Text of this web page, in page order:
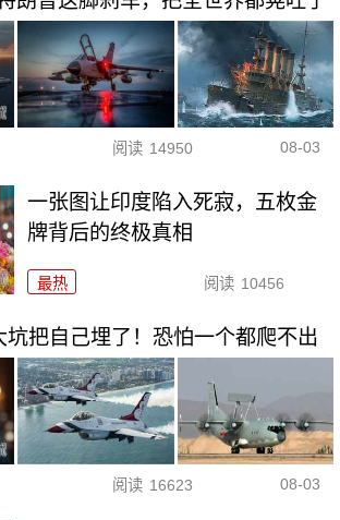
阅读 14950 08-03
一张图让印度陷入死寂，五枚金
牌背后的终极真相
最热 阅读 10456
坑把自己埋了！恐怕一个都爬不出
阅读 16623 08-03